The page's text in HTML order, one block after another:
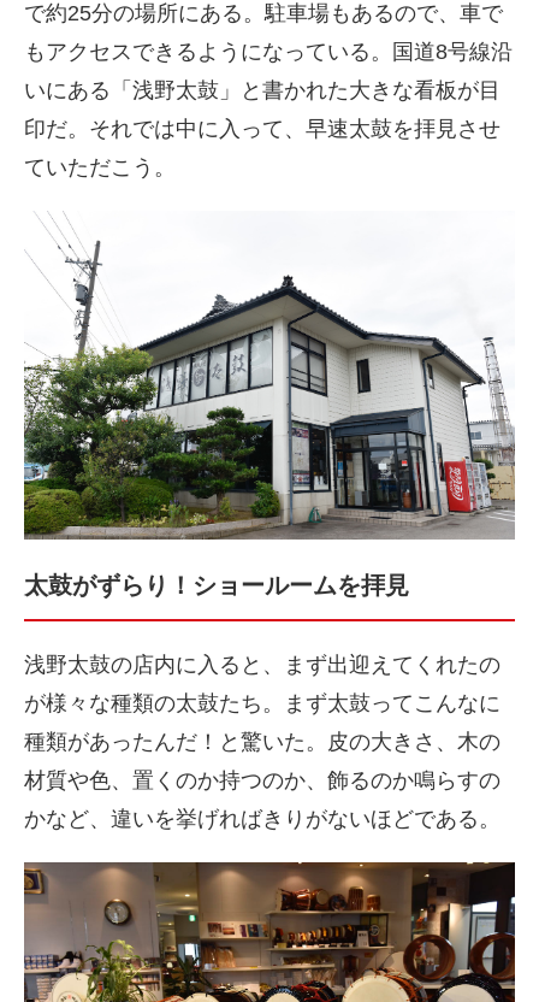
で約25分の場所にある。駐車場もあるので、車で
もアクセスできるようになっている。国道8号線沿
いにある「浅野太鼓」と書かれた大きな看板が目
印だ。それでは中に入って、早速太鼓を拝見させ
ていただこう。
太鼓がずらり！ショールームを拝見
浅野太鼓の店内に入ると、まず出迎えてくれたの
が様々な種類の太鼓たち。まず太鼓ってこんなに
種類があったんだ！と驚いた。皮の大きさ、木の
材質や色、置くのか持つのか、飾るのか鳴らすの
かなど、違いを挙げればきりがないほどである。